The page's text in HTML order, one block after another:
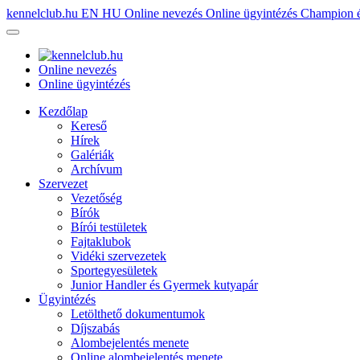
kennelclub.hu EN HU Online nevezés Online ügyintézés Champion
Online nevezés
Online ügyintézés
Kezdőlap
Kereső
Hírek
Galériák
Archívum
Szervezet
Vezetőség
Bírók
Bírói testületek
Fajtaklubok
Vidéki szervezetek
Sportegyesületek
Junior Handler és Gyermek kutyapár
Ügyintézés
Letölthető dokumentumok
Díjszabás
Alombejelentés menete
Online alombejelentés menete